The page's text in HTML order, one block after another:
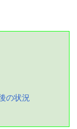
の状況